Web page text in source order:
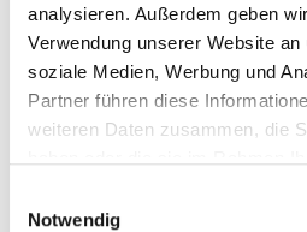
analysieren. Außerdem geben
Verwendung unserer Website
soziale Medien, Werbung und
Partner führen diese
weiteren Daten zusammen, die
Notwendig
Excenterwellen:
Verschiedene Formen,
Profile
Wartungsfreie Lager:
Kein Nachfetten mehr
Umkehrventil: